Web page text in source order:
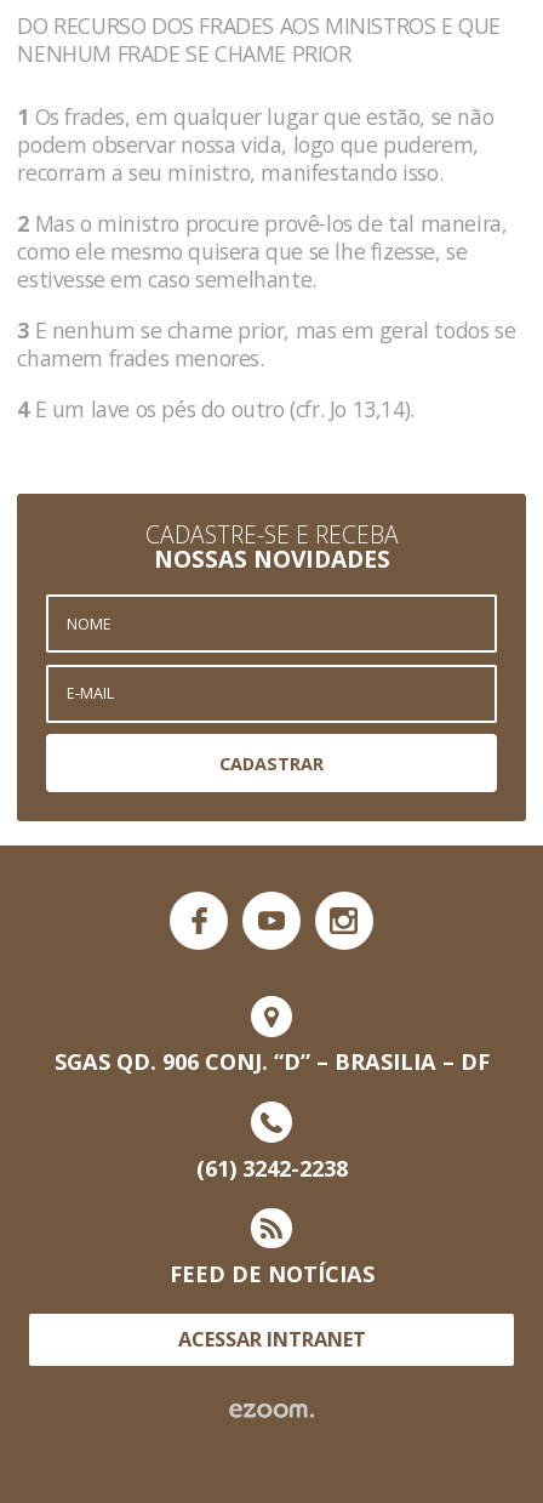
DO RECURSO DOS FRADES AOS MINISTROS E QUE
NENHUM FRADE SE CHAME PRIOR
1 Os frades, em qualquer lugar que estão, se não
podem observar nossa vida, logo que puderem,
recorram a seu ministro, manifestando isso.
2 Mas o ministro procure provê-los de tal maneira,
como ele mesmo quisera que se lhe fizesse, se
estivesse em caso semelhante.
3 E nenhum se chame prior, mas em geral todos se
chamem frades menores.
4E um lave os pés do outro (cfr. Jo 13,14).
CADASTRE-SE E RECEBA
NOSSAS NOVIDADES
CADASTRAR
SGAS QD. 906 CONJ. “D” – BRASILIA – DF
(61) 3242-2238
FEED DE NOTÍCIAS
ACESSAR INTRANET